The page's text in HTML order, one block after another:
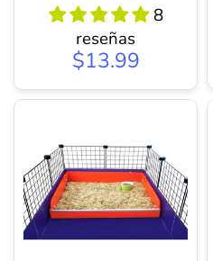
8
reseñas
$13.99